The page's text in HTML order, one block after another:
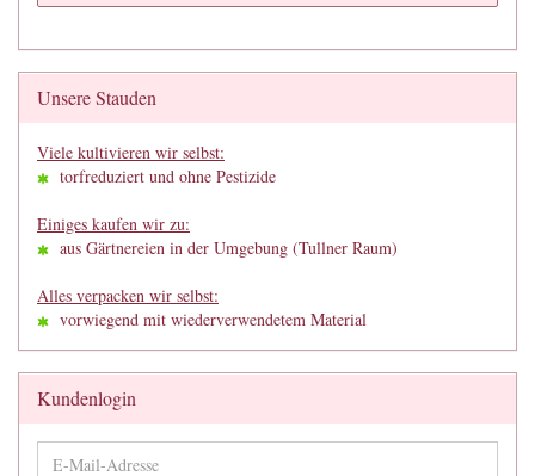
Unsere Stauden
Viele kultivieren wir selbst:
torfreduziert und ohne Pestizide
Einiges kaufen wir zu:
aus Gärtnereien in der Umgebung (Tullner Raum)
Alles verpacken wir selbst:
vorwiegend mit wiederverwendetem Material
Kundenlogin
E-